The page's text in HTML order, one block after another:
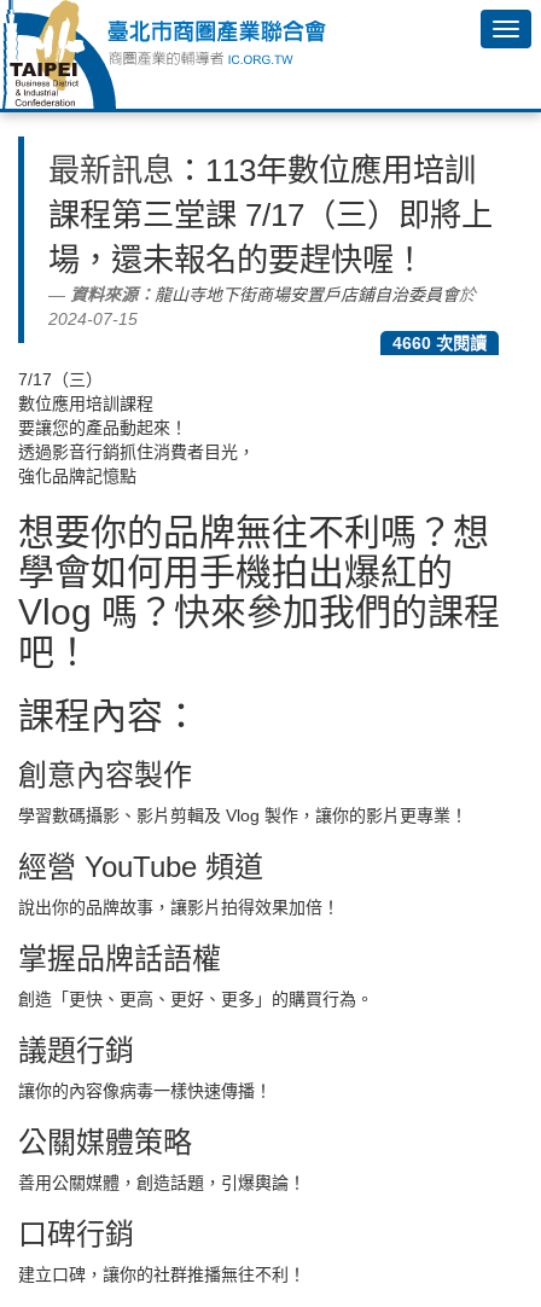
最新訊息 ：113年數位應用培訓
課程第三堂課 7/17（三）即將上
場，還未報名的要趕快喔！
資料來源： 龍山寺地下街商場安置戶店鋪自治委員會於
2024-07-15
4660 次閱讀
7/17（三）
數位應用培訓課程
要讓您的產品動起來！
透過影音行銷抓住消費者目光，
強化品牌記憶點
想要你的品牌無往不利嗎？想
學會如何用手機拍出爆紅的
Vlog 嗎？快來參加我們的課程
吧！
課程內容：
創意內容製作
學習數碼攝影、影片剪輯及 Vlog 製作，讓你的影片更專業！
經營 YouTube 頻道
說出你的品牌故事，讓影片拍得效果加倍！
掌握品牌話語權
創造「更快、更高、更好、更多」的購買行為。
議題行銷
讓你的內容像病毒一樣快速傳播！
公關媒體策略
善用公關媒體，創造話題，引爆輿論！
口碑行銷
建立口碑，讓你的社群推播無往不利！